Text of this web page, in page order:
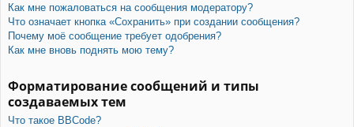
Как мне пожаловаться на сообщения модератору?
Что означает кнопка «Сохранить» при создании сообщения?
Почему моё сообщение требует одобрения?
Как мне вновь поднять мою тему?
Форматирование сообщений и типы
создаваемых тем
Что такое BBCode?